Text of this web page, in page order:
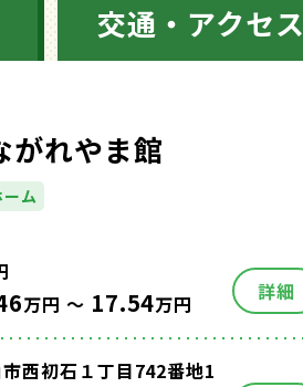
交通・アクセス
がれやま館
ム
万円 ～ 17.54万円 詳細
西初石１丁目742番地1